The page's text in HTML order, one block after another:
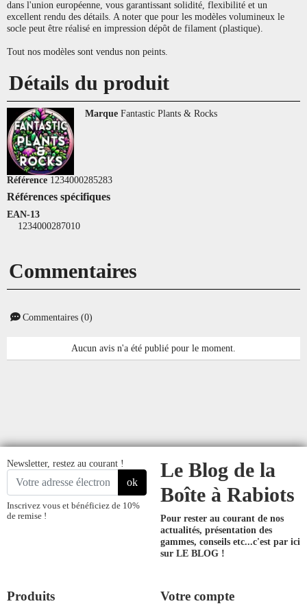
dans l'union européenne, vous garantissant solidité, flexibilité et un
excellent rendu des détails. A noter que pour les modèles volumineux le
socle peut être réalisé en impression dépôt de filament (plastique).
Tout nos modèles sont vendus non peints.
Détails du produit
Marque Fantastic Plants & Rocks
Référence 1234000285283
Références spécifiques
EAN-13
1234000287010
Commentaires
Commentaires (0)
Aucun avis n'a été publié pour le moment.
Newsletter, restez au courant !
ok
Inscrivez vous et bénéficiez de 10%
de remise !
Le Blog de la
Boîte à Rabiots
Pour rester au courant de nos
actualités, présentation des
gammes, conseils etc...c'est par ici
sur LE BLOG !
Produits Votre compte